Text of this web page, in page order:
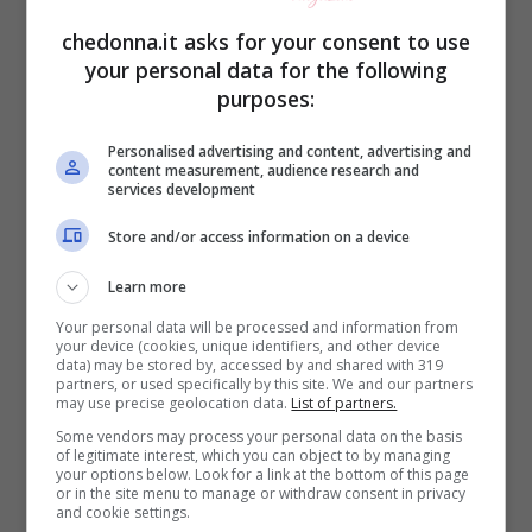
pessima idea, anche se si ha l’impressione
Una soluzione perfetta per non dover fare
lavaggi troppo frequenti ed eliminare solo
il sebo che rende i capelli untuosi è
utilizzare lo shampoo a secco
attenzione a evitare gli errori che vengono
commessi più di frequente con questo
prodotto).
E se il cattivo odore dei capelli
chedonna.it asks for your consent to use
your personal data for the following
purposes:
Personalised advertising and content, advertising and
content measurement, audience research and
services development
Store and/or access information on a device
Learn more
Your personal data will be processed and information from
your device (cookies, unique identifiers, and other device
data) may be stored by, accessed by and shared with 319
partners, or used specifically by this site. We and our partners
may use precise geolocation data. List of partners.
Some vendors may process your personal data on the basis
of legitimate interest, which you can object to by managing
your options below. Look for a link at the bottom of this page
or in the site menu to manage or withdraw consent in privacy
and cookie settings.